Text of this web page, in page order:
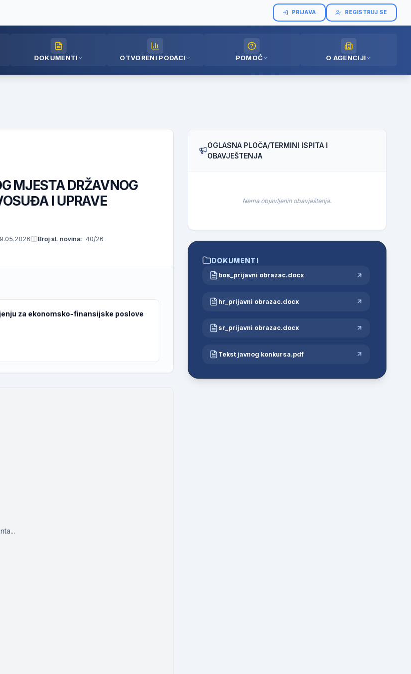
PRIJAVA REGISTRUJ SE
DOKUMENTI OTVORENI PODACI POMOĆ O AGENCIJI
MJESTA DRŽAVNOG
I UPRAVE
Broj sl. novina: 40/26
za ekonomsko-finansijske poslove
OGLASNA PLOČA/TERMINI ISPITA I
OBAVJEŠTENJA
Nema objavljenih obavještenja.
DOKUMENTI
bos_prijavni obrazac.docx
hr_prijavni obrazac.docx
sr_prijavni obrazac.docx
Tekst javnog konkursa.pdf